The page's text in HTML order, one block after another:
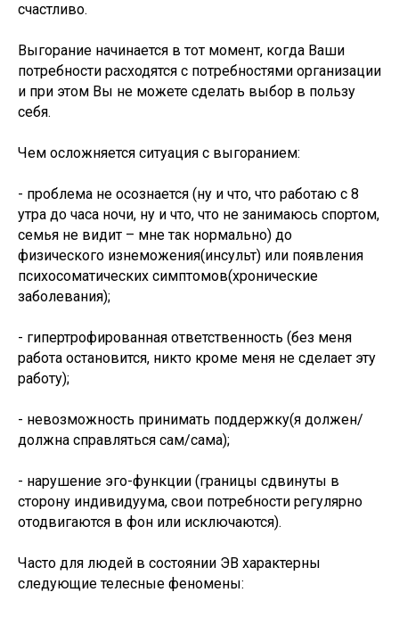
счастливо.
Выгорание начинается в тот момент, когда Ваши
потребности расходятся с потребностями организации
и при этом Вы не можете сделать выбор в пользу
себя.
Чем осложняется ситуация с выгоранием:
- проблема не осознается (ну и что, что работаю с 8
утра до часа ночи, ну и что, что не занимаюсь спортом,
семья не видит – мне так нормально) до
физического изнеможения(инсульт) или появления
психосоматических симптомов(хронические
заболевания);
- гипертрофированная ответственность (без меня
работа остановится, никто кроме меня не сделает эту
работу);
- невозможность принимать поддержку(я должен/
должна справляться сам/сама);
- нарушение эго-функции (границы сдвинуты в
сторону индивидуума, свои потребности регулярно
отодвигаются в фон или исключаются).
Часто для людей в состоянии ЭВ характерны
следующие телесные феномены: